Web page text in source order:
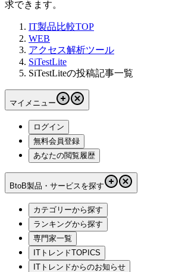
求できます。
IT製品比較TOP
WEB
アクセス解析ツール
SiTestLite
SiTestLiteの投稿記事一覧
マイメニュー
ログイン
無料会員登録
あなたの閲覧履歴
BtoB製品・サービスを探す
カテゴリーから探す
ランキングから探す
専門家一覧
ITトレンドTOPICS
ITトレンドからのお知らせ